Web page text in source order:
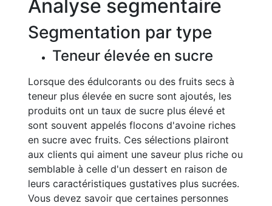
Analyse segmentaire
Segmentation par type
Teneur élevée en sucre
Lorsque des édulcorants ou des fruits secs à
teneur plus élevée en sucre sont ajoutés, les
produits ont un taux de sucre plus élevé et
sont souvent appelés flocons d'avoine riches
en sucre avec fruits. Ces sélections plairont
aux clients qui aiment une saveur plus riche ou
semblable à celle d'un dessert en raison de
leurs caractéristiques gustatives plus sucrées.
Vous devez savoir que certaines personnes